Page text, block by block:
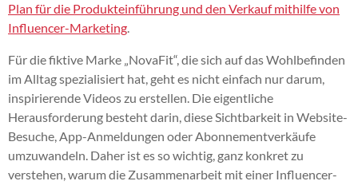
Plan für die Produkteinführung und den Verkauf mithilfe von
Influencer-Marketing.
Für die fiktive Marke „NovaFit“, die sich auf das Wohlbefinden
im Alltag spezialisiert hat, geht es nicht einfach nur darum,
inspirierende Videos zu erstellen. Die eigentliche
Herausforderung besteht darin, diese Sichtbarkeit in Website-
Besuche, App-Anmeldungen oder Abonnementverkäufe
umzuwandeln. Daher ist es so wichtig, ganz konkret zu
verstehen, warum die Zusammenarbeit mit einer Influencer-